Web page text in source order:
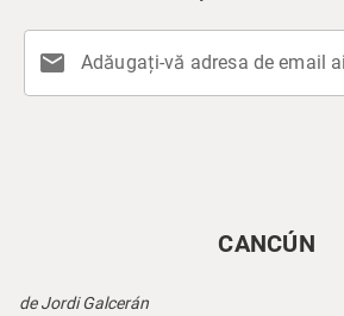
mail Adăugați-vă adresa de email
CANCÚN
de Jordi Galcerán